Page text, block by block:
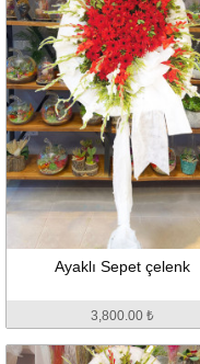
Ayaklı Sepet çelenk
3,800.00 ₺